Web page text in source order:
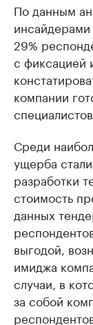
По данным
инсайдерами
29%
с фиксацией
компании
Среди
ущерба
разработки
стоимость
данных
выгодой,
имиджа
случаи, в
за собой